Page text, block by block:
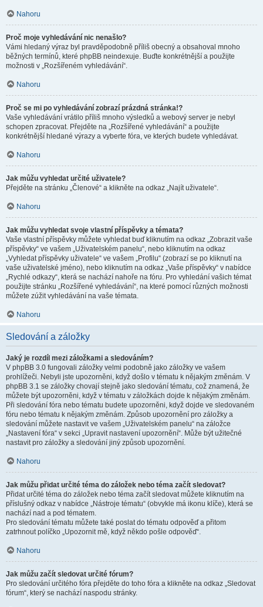
Nahoru
Proč moje vyhledávání nic nenašlo?
Vámi hledaný výraz byl pravděpodobně příliš obecný a obsahoval mnoho
běžných termínů, které phpBB neindexuje. Buďte konkrétnější a použijte
možnosti v „Rozšířeném vyhledávání“.
Nahoru
Proč se mi po vyhledávání zobrazí prázdná stránka!?
Vaše vyhledávání vrátilo příliš mnoho výsledků a webový server je nebyl
schopen zpracovat. Přejděte na „Rozšířené vyhledávání“ a použijte
konkrétnější hledané výrazy a vyberte fóra, ve kterých budete vyhledávat.
Nahoru
Jak můžu vyhledat určité uživatele?
Přejděte na stránku „Členové“ a klikněte na odkaz „Najít uživatele“.
Nahoru
Jak můžu vyhledat svoje vlastní příspěvky a témata?
Vaše vlastní příspěvky můžete vyhledat buď kliknutím na odkaz „Zobrazit vaše
příspěvky“ ve vašem „Uživatelském panelu“, nebo kliknutím na odkaz
„Vyhledat příspěvky uživatele“ ve vašem „Profilu“ (zobrazí se po kliknutí na
vaše uživatelské jméno), nebo kliknutím na odkaz „Vaše příspěvky“ v nabídce
„Rychlé odkazy“, která se nachází nahoře na fóru. Pro vyhledání vašich témat
použijte stránku „Rozšířené vyhledávání“, na které pomocí různých možnosti
můžete zúžit vyhledávání na vaše témata.
Nahoru
Sledování a záložky
Jaký je rozdíl mezi záložkami a sledováním?
V phpBB 3.0 fungovali záložky velmi podobně jako záložky ve vašem
prohlížeči. Nebyli jste upozorněni, když došlo v tématu k nějakým změnám. V
phpBB 3.1 se záložky chovají stejně jako sledování tématu, což znamená, že
můžete být upozorněni, když v tématu v záložkách dojde k nějakým změnám.
Při sledování fóra nebo tématu budete upozorněni, když dojde ve sledovaném
fóru nebo tématu k nějakým změnám. Způsob upozornění pro záložky a
sledování můžete nastavit ve vašem „Uživatelském panelu“ na záložce
„Nastavení fóra“ v sekci „Upravit nastavení upozornění“. Může být užitečné
nastavit pro záložky a sledování jiný způsob upozornění.
Nahoru
Jak můžu přidat určité téma do záložek nebo téma začít sledovat?
Přidat určité téma do záložek nebo téma začít sledovat můžete kliknutím na
příslušný odkaz v nabídce „Nástroje tématu“ (obvykle má ikonu klíče), která se
nachází nad a pod tématem.
Pro sledování tématu můžete také poslat do tématu odpověď a přitom
zatrhnout políčko „Upozornit mě, když někdo pošle odpověď“.
Nahoru
Jak můžu začít sledovat určité fórum?
Pro sledování určitého fóra přejděte do toho fóra a klikněte na odkaz „Sledovat
fórum“, který se nachází naspodu stránky.